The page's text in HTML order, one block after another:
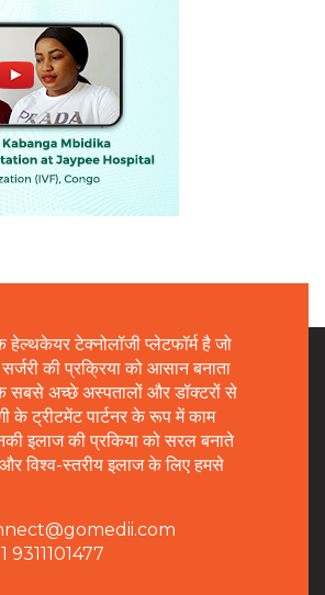
टेक्नोलॉजी प्लेटफॉर्म है जो
की प्रक्रिया को आसान बनाता
सबसे अच्छे अस्पतालों और डॉक्टरों से
के ट्रीटमेंट पार्टनर के रूप में काम
इलाज की प्रकिया को सरल बनाते
विश्व-स्तरीय इलाज के लिए हमसे
9311101477